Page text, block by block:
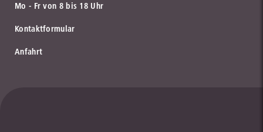
Mo - Fr von 8 bis 18 Uhr
Kontaktformular
Anfahrt